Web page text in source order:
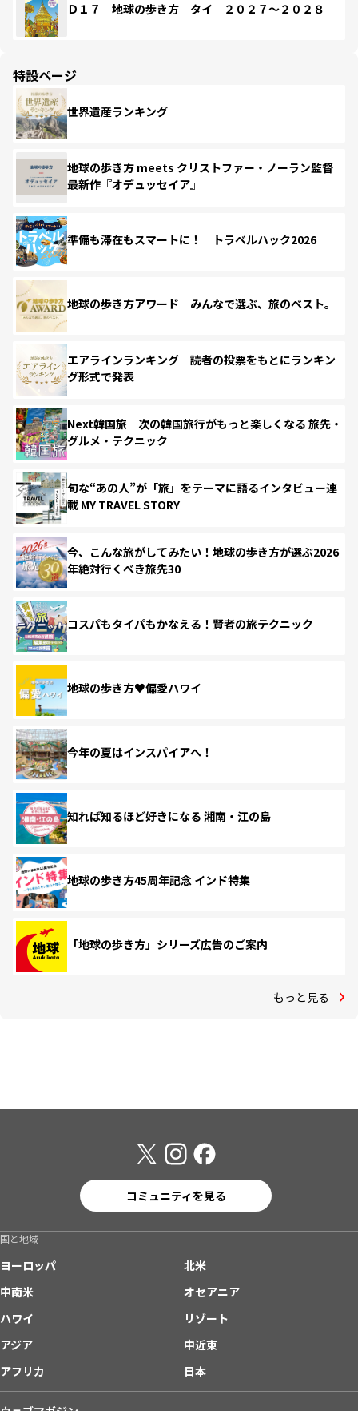
Ｄ１７ 地球の歩き方 タイ ２０２７～２０２８
特設ページ
世界遺産ランキング
地球の歩き方 meets クリストファー・ノーラン監督
最新作『オデュッセイア』
準備も滞在もスマートに！ トラベルハック2026
地球の歩き方アワード みんなで選ぶ、旅のベスト。
エアラインランキング 読者の投票をもとにランキン
グ形式で発表
Next韓国旅 次の韓国旅行がもっと楽しくなる 旅先・
グルメ・テクニック
旬な“あの人”が「旅」をテーマに語るインタビュー連
載 MY TRAVEL STORY
今、こんな旅がしてみたい！地球の歩き方が選ぶ2026
年絶対行くべき旅先30
コスパもタイパもかなえる！賢者の旅テクニック
地球の歩き方♥偏愛ハワイ
今年の夏はインスパイアへ！
知れば知るほど好きになる 湘南・江の島
地球の歩き方45周年記念 インド特集
「地球の歩き方」シリーズ広告のご案内
もっと見る
コミュニティを見る
国と地域
ヨーロッパ
北米
中南米
オセアニア
ハワイ
リゾート
アジア
中近東
アフリカ
日本